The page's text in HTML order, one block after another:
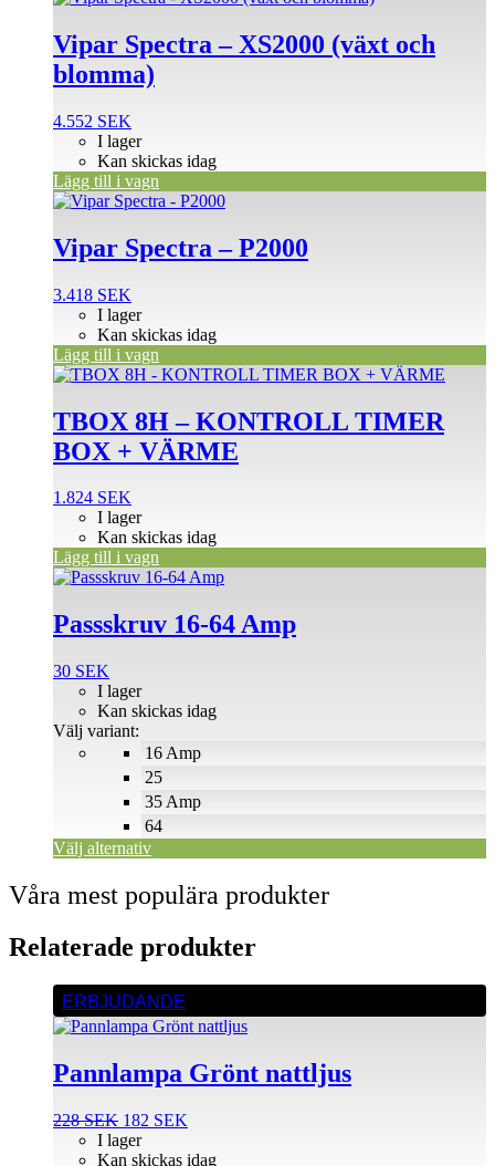
Vipar Spectra – XS2000 (växt och
blomma)
4.552 SEK
I lager
Kan skickas idag
Lägg till i vagn
Vipar Spectra – P2000
3.418 SEK
I lager
Kan skickas idag
Lägg till i vagn
TBOX 8H – KONTROLL TIMER
BOX + VÄRME
1.824 SEK
I lager
Kan skickas idag
Lägg till i vagn
Passskruv 16-64 Amp
30 SEK
16 Amp
25
35 Amp
64
I lager
Kan skickas idag
Välj variant:
Välj alternativ
Den
produkten
har
varianter.
olika
alternativen
Våra mest populära produkter
Relaterade produkter
ERBJUDANDE
Pannlampa Grönt nattljus
228SEK Det
ursprungliga
priset
182 SEK
priset
I lager
Kan skickas idag